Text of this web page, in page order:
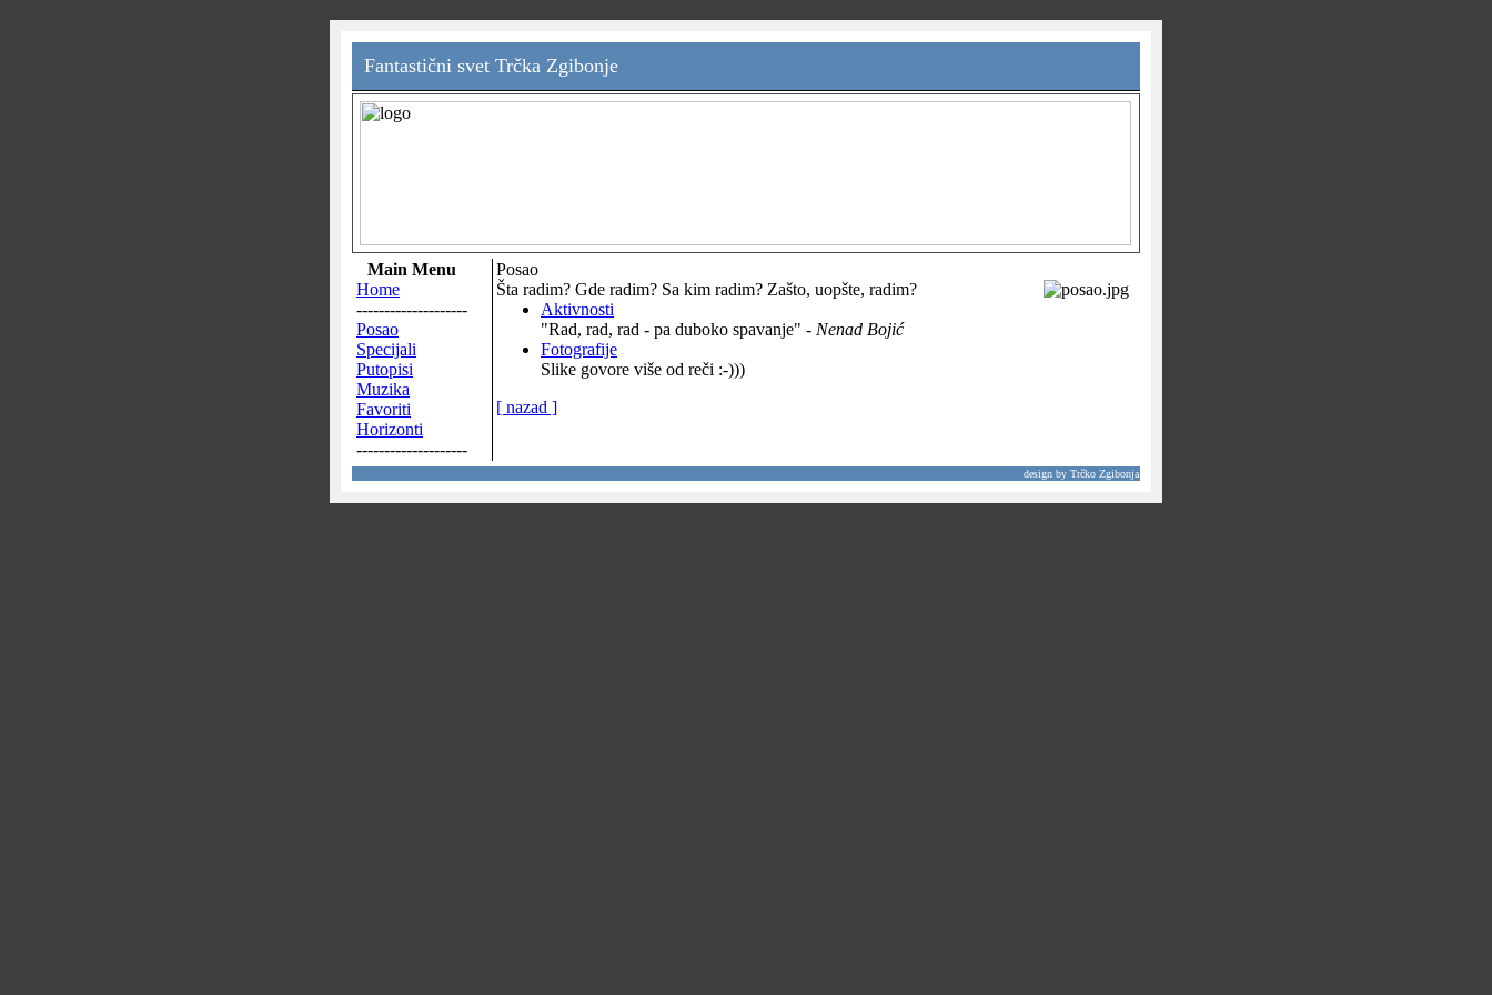
Fantastični svet Trčka Zgibonje
Main Menu
Home
--------------------
Posao
Specijali
Putopisi
Muzika
Favoriti
Horizonti
--------------------
Posao
Šta radim? Gde radim? Sa kim radim? Zašto, uopšte, radim?
Aktivnosti
"Rad, rad, rad - pa duboko spavanje" - Nenad Bojić
Fotografije
Slike govore više od reči :-)))
[ nazad ]
design by Trčko Zgibonja